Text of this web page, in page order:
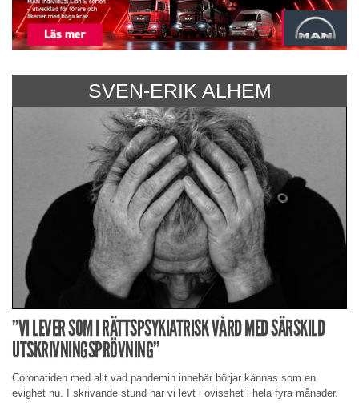
SVEN-ERIK ALHEM
”VI LEVER SOM I RÄTTSPSYKIATRISK VÅRD MED SÄRSKILD
UTSKRIVNINGSPRÖVNING”
Coronatiden med allt vad pandemin innebär börjar kännas som en
evighet nu. I skrivande stund har vi levt i ovisshet i hela fyra månader.